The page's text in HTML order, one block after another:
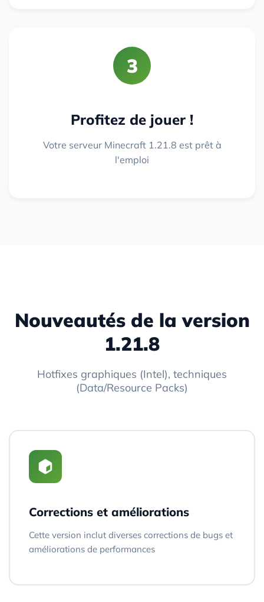
3
Profitez de jouer !
Votre serveur Minecraft 1.21.8 est prêt à
l'emploi
Nouveautés de la version
1.21.8
Hotfixes graphiques (Intel), techniques
(Data/Resource Packs)
Corrections et améliorations
Cette version inclut diverses corrections de bugs et
améliorations de performances